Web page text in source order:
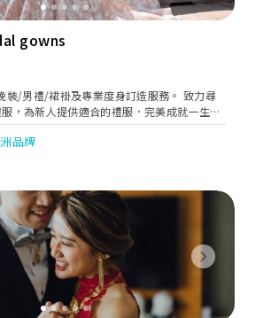
gowns
裝/男禮/裙褂及專業度身訂造服務。 致力尋
，為新人提供適合的禮服．完美成就一生人
品牌
Next